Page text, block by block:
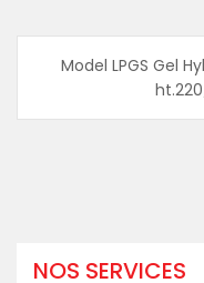
Model LPGS Gel
NOS SERVICES